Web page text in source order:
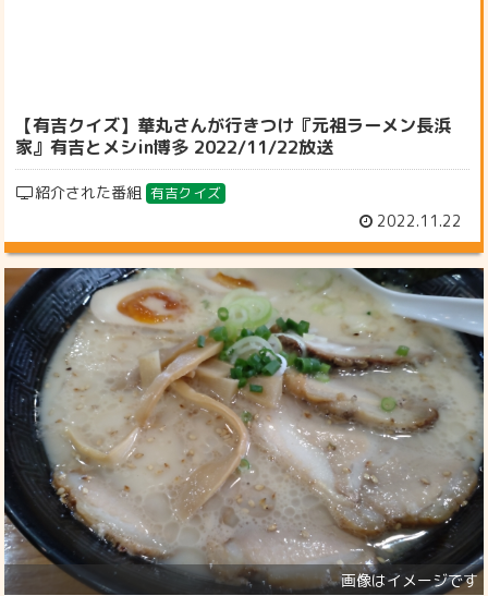
【有吉クイズ】華丸さんが行きつけ『元祖ラーメン長浜
家』有吉とメシin博多 2022/11/22放送
紹介された番組 有吉クイズ
2022.11.22